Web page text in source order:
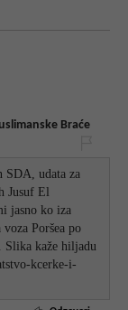
Braće
SDA, udata za
Jusuf El
jasno ko iza
Poršea po
Slika kaže hiljadu
kcerke-i-